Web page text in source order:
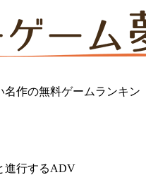
作の無料ゲームランキン
進行するADV